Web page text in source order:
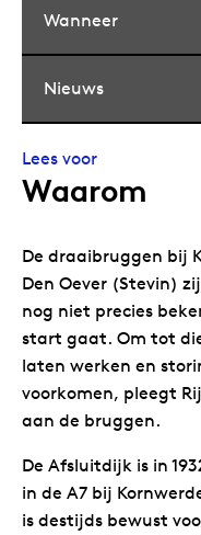
Wanneer
Nieuws
Lees voor
Waarom
De draaibruggen bij
Den Oever (Stevin)
nog niet precies
start gaat. Om tot
laten werken en
voorkomen, pleegt
aan de bruggen.
De Afsluitdijk is in
in de A7 bij
is destijds bewust